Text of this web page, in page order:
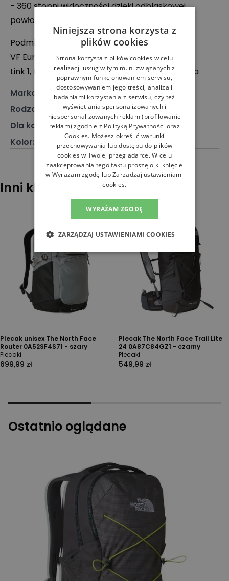
- 360 stopni widoczności dzięki odblaskowej
powłoce
Podmiot odpowiedzialny:
VF Europe B.V.
Link 1, Posthofbrug 2-4, 2600 Antwerpen, Belgia
Marka
The North Face
Rodzaj
Akcesoria, Plecak
Dla kogo
Dla niego, Dla niej
Kolor: Szary
Inni klienci sprawdzali również
Plecak unisex The North Face
Router 0A52SF4S71 - szary
Plecaki
699,99 zł
Plecak The North Face Trail Lite
24 0A87C84GZ1 - czarny
Plecaki
549,99 zł
Ostatnio oglądane
Niniejsza strona korzysta z
plików cookies
Strona korzysta z plików cookies w celu
realizacji usług w tym m.in. związanych z
poprawnym funkcjonowaniem serwisu,
dostosowywaniem jego treści, analizą i
badaniami korzystania z serwisu, czy też
wyświetlania spersonalizowanych i
niespersonalizowanych reklam (profilowanie
reklam) zgodnie z Polityką Prywatności oraz
Cookies. Możesz określić warunki
przechowywania lub dostępu do plików
cookies w Twojej przeglądarce. W celu
zaakceptowania tego faktu proszę o kliknięcie
w Wyrażam zgodę lub Zarządzaj ustawieniami
cookies.
WYRAŻAM ZGODĘ
ZARZĄDZAJ USTAWIENIAMI COOKIES